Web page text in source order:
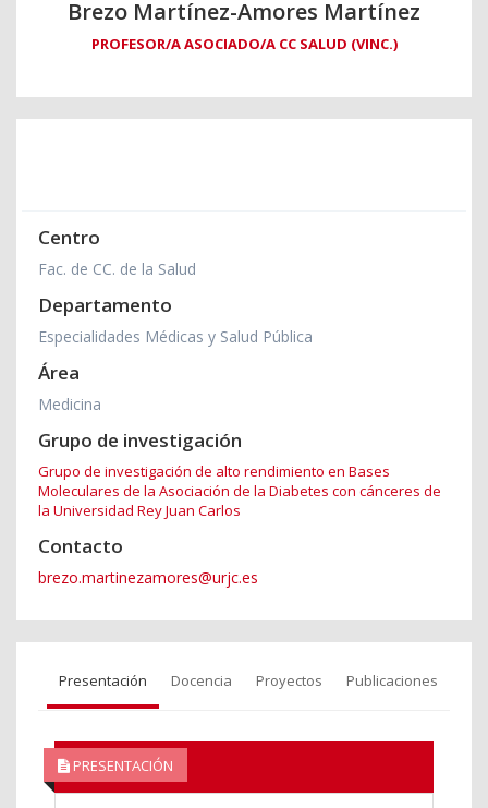
Brezo Martínez-Amores Martínez
PROFESOR/A ASOCIADO/A CC SALUD (VINC.)
Centro
Fac. de CC. de la Salud
Departamento
Especialidades Médicas y Salud Pública
Área
Medicina
Grupo de investigación
Grupo de investigación de alto rendimiento en Bases
Moleculares de la Asociación de la Diabetes con cánceres de
la Universidad Rey Juan Carlos
Contacto
brezo.martinezamores@urjc.es
Presentación Docencia Proyectos Publicaciones
PRESENTACIÓN